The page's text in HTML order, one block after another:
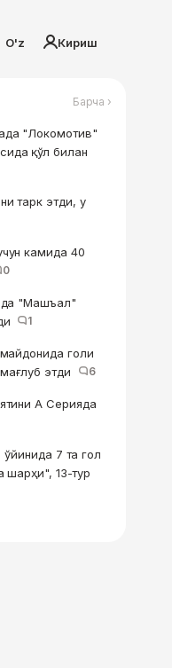
O'z Кириш
Барча ›
"Локомотив"
қўл билан
тарк этди, у
камида 40
0
"Машъал"
1
голи
этди
6
А Серияда
7 та гол
шарҳи", 13-тур